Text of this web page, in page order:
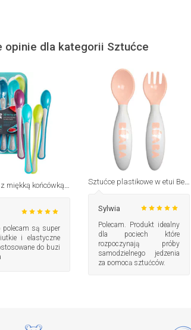
opinie dla kategorii Sztućce
polecam są super
i elastyczne
do buzi
Sztućce plastikowe w etui Beaba
Sylwia
Polecam. Produkt idealny
dla pociech które
rozpoczynają próby
samodzielnego jedzenia
za pomocą sztućców.